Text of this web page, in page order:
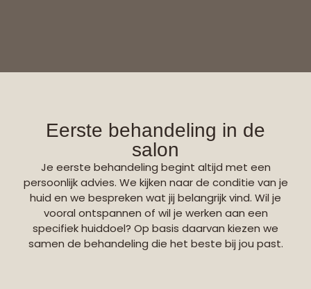
Eerste behandeling in de
salon
Je eerste behandeling begint altijd met een
persoonlijk advies. We kijken naar de conditie van je
huid en we bespreken wat jij belangrijk vind. Wil je
vooral ontspannen of wil je werken aan een
specifiek huiddoel? Op basis daarvan kiezen we
samen de behandeling die het beste bij jou past.